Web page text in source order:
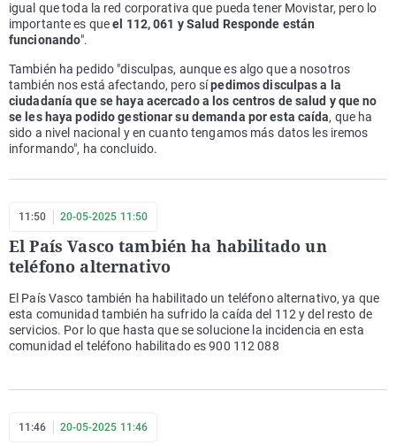
igual que toda la red corporativa que pueda tener Movistar, pero lo
importante es queel 112, 061 y Salud Responde están
funcionando".
También ha pedido "disculpas, aunque es algo que a nosotros
también nos está afectando, pero sípedimos disculpas a la
ciudadanía que se haya acercado a los centros de salud y que no
se les haya podido gestionar su demanda por esta caída, que ha
sido a nivel nacional y en cuanto tengamos más datos les iremos
informando", ha concluido.
11:50 20-05-2025 11:50
El País Vasco también ha habilitado un
teléfono alternativo
El País Vasco también ha habilitado un teléfono alternativo, ya que
esta comunidad también ha sufrido la caída del 112 y del resto de
servicios. Por lo que hasta que se solucione la incidencia en esta
comunidad el teléfono habilitado es 900 112 088
11:46 20-05-2025 11:46